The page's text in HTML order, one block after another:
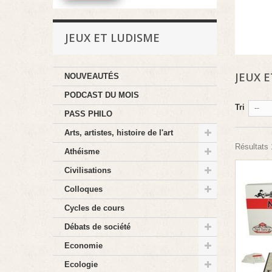
JEUX ET LUDISME
NOUVEAUTÉS
PODCAST DU MOIS
PASS PHILO
Arts, artistes, histoire de l'art
Athéisme
Civilisations
Colloques
Cycles de cours
Débats de société
Economie
Ecologie
JEUX
Tri --
Résultats